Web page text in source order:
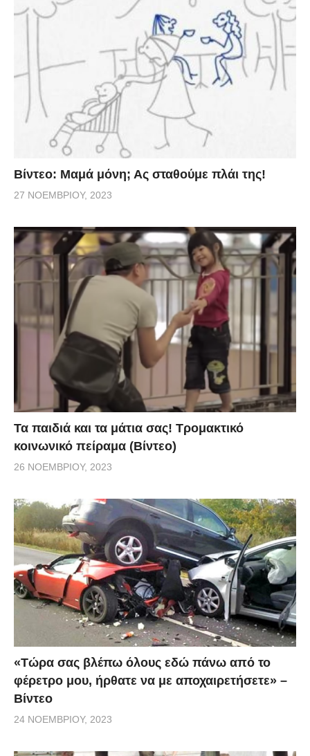
Βίντεο: Μαμά μόνη; Ας σταθούμε πλάι της!
27 ΝΟΕΜΒΡΊΟΥ, 2023
Τα παιδιά και τα μάτια σας! Τρομακτικό
κοινωνικό πείραμα (Βίντεο)
26 ΝΟΕΜΒΡΊΟΥ, 2023
«Τώρα σας βλέπω όλους εδώ πάνω από το
φέρετρο μου, ήρθατε να με αποχαιρετήσετε» –
Βίντεο
24 ΝΟΕΜΒΡΊΟΥ, 2023